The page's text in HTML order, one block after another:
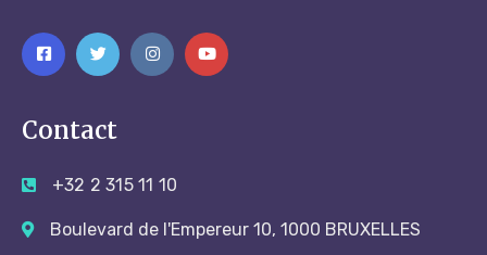
Contact
+32 2 315 11 10
Boulevard de l'Empereur 10, 1000 BRUXELLES